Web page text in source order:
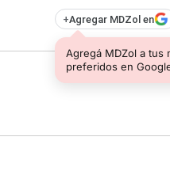
+Agregar MDZol en
Agregá MDZol a tus
preferidos en